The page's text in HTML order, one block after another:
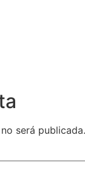
será publicada.